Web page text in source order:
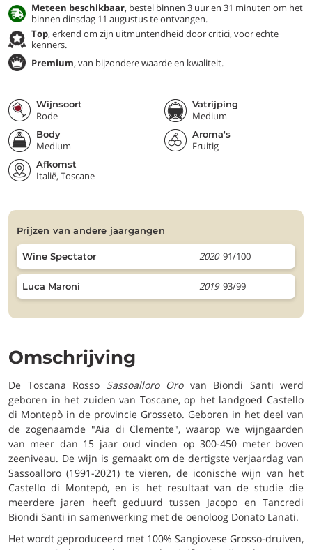
Meteen beschikbaar, bestel binnen 3 uur en 31 minuten om het
binnen dinsdag 11 augustus te ontvangen.
Top, erkend om zijn uitmuntendheid door critici, voor echte
kenners.
Premium, van bijzondere waarde en kwaliteit.
Wijnsoort
Rode
Vatrijping
Medium
Body
Medium
Aroma's
Fruitig
Afkomst
Italië, Toscane
prijzen van andere jaargangen
Wine Spectator 2020 91/100
Luca Maroni 2019 93/99
Omschrijving
De Toscana Rosso Sassoalloro Orovan Biondi Santi werd
geboren in het zuiden van Toscane, op het landgoed Castello
di Montepò in de provincie Grosseto. Geboren in het deel van
de zogenaamde "Aia di Clemente", waarop we wijngaarden
van meer dan 15 jaar oud vinden op 300-450 meter boven
zeeniveau. De wijn is gemaakt om de dertigste verjaardag van
Sassoalloro (1991-2021) te vieren, de iconische wijn van het
Castello di Montepò, en is het resultaat van de studie die
meerdere jaren heeft geduurd tussen Jacopo en Tancredi
Biondi Santi in samenwerking met de oenoloog Donato Lanati.
Het wordt geproduceerd met 100% Sangiovese Grosso-druiven,